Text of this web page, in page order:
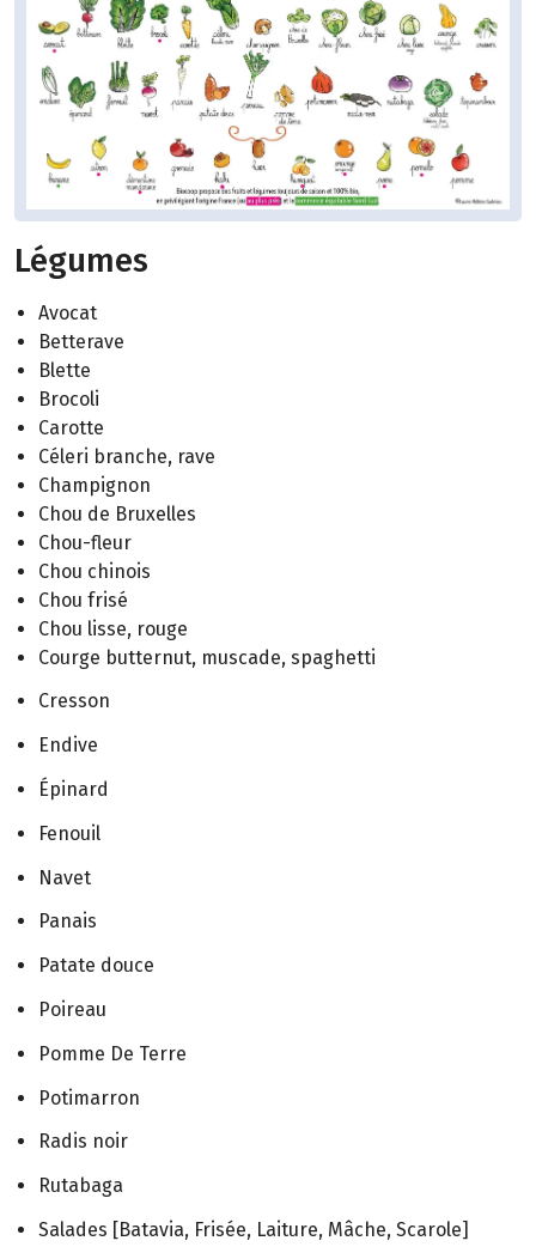
Légumes
Avocat
Betterave
Blette
Brocoli
Carotte
Céleri branche, rave
Champignon
Chou de Bruxelles
Chou-fleur
Chou chinois
Chou frisé
Chou lisse, rouge
Courge butternut, muscade, spaghetti
Cresson
Endive
Épinard
Fenouil
Navet
Panais
Patate douce
Poireau
Pomme De Terre
Potimarron
Radis noir
Rutabaga
Salades [Batavia, Frisée, Laiture, Mâche, Scarole]